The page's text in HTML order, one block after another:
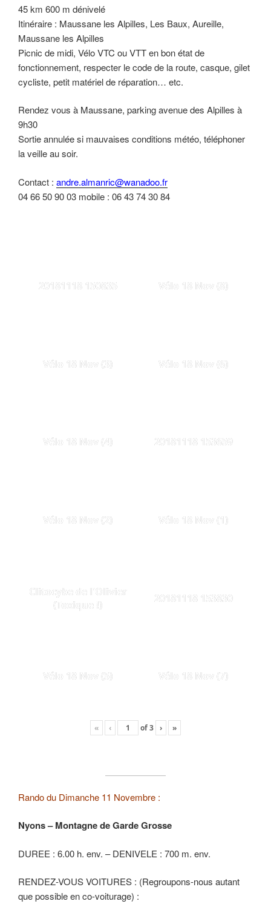
45 km 600 m dénivelé
Itinéraire : Maussane les Alpilles, Les Baux, Aureille,
Maussane les Alpilles
Picnic de midi, Vélo VTC ou VTT en bon état de
fonctionnement, respecter le code de la route, casque, gilet
cycliste, petit matériel de réparation… etc.
Rendez vous à Maussane, parking avenue des Alpilles à
9h30
Sortie annulée si mauvaises conditions météo, téléphoner
la veille au soir.
Contact : andre.almanric@wanadoo.fr
04 66 50 90 03 mobile : 06 43 74 30 84
20181118 150835 Vélo 18 Nov (8)
Vélo 18 Nov (3) Vélo 18 Nov (6)
Vélo 18 Nov (4) 20181118 153659
Vélo 18 Nov (2) Vélo 18 Nov (1)
Clitocybe de l'Olivier
(Toxique !)
20181118 153830
Vélo 18 Nov (5) Vélo 18 Nov (7)
« ‹ of3 › »
Rando du Dimanche 11 Novembre :
Nyons – Montagne de Garde Grosse
DUREE : 6.00 h. env. – DENIVELE : 700 m. env.
RENDEZ-VOUS VOITURES : (Regroupons-nous autant
que possible en co-voiturage) :